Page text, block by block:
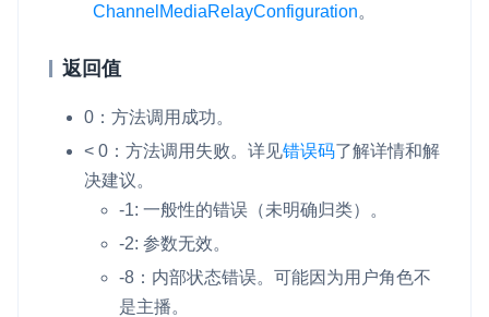
ChannelMediaRelayConfiguration。
返回值
0：方法调用成功。
< 0：方法调用失败。详见错误码了解详情和解
决建议。
-1: 一般性的错误（未明确归类）。
-2: 参数无效。
-8：内部状态错误。可能因为用户角色不
是主播。